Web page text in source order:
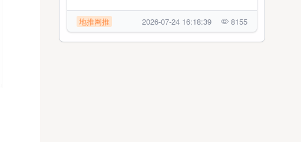
地推网推 2026-07-24 16:18:39 8155